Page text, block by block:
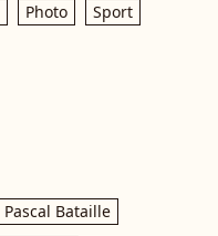
Photo
Sport
Pascal Bataille